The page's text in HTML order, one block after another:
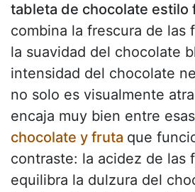
tableta de chocolate estilo
combina la frescura de las
la suavidad del chocolate
intensidad del chocolate
no solo es visualmente
encaja muy bien entre esas
chocolate y fruta que
contraste: la acidez de las
equilibra la dulzura del